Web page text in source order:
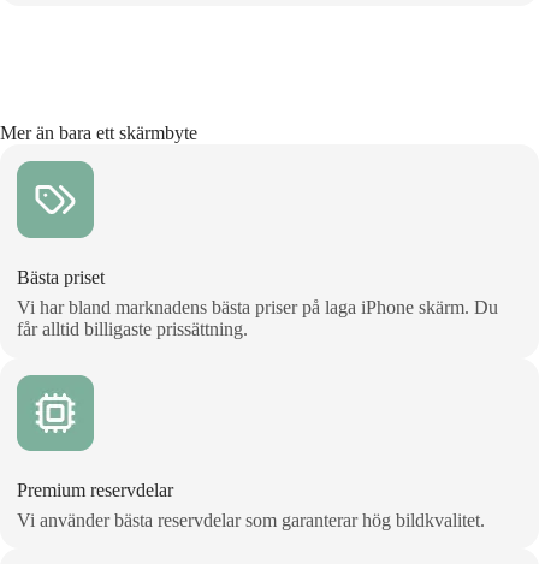
Mer än bara ett skärmbyte
Bästa priset
Vi har bland marknadens bästa priser på laga iPhone skärm. Du
får alltid billigaste prissättning.
Premium reservdelar
Vi använder bästa reservdelar som garanterar hög bildkvalitet.